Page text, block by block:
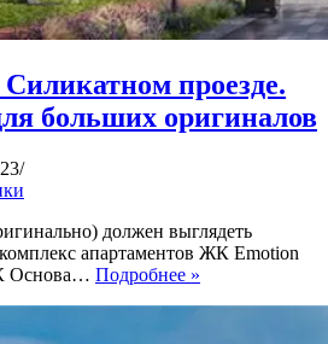
проезде.
больших оригиналов
должен выглядеть
апартаментов ЖК Emotion
Основа… Подробнее »